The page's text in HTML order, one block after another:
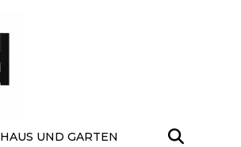
HAUS UND GARTEN